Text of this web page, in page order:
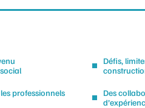
professionnels
Défis,
Des